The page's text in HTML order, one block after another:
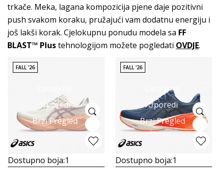
trkače. Meka, lagana kompozicija pjene daje pozitivni
push svakom koraku, pružajući vam dodatnu energiju i
još lakši korak. Cjelokupnu ponudu modela sa FF
BLAST™ Plustehnologijom možete pogledati OVDJE.
Uporedi
Brzi Pregled
FALL '26
Dostupno boja:1
Detaljnije
Uporedi
Brzi Pregled
FALL '26
Dostupno boja:1